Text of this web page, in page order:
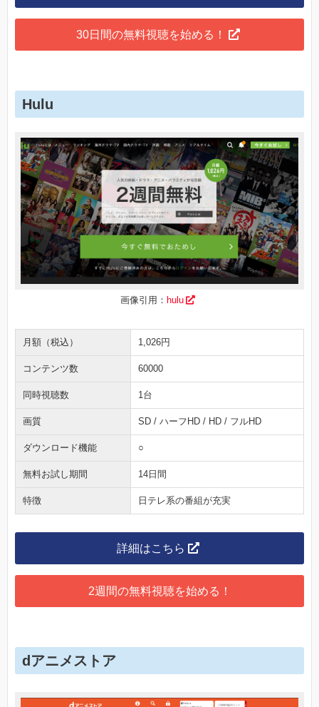
30日間の無料視聴を始める！
Hulu
画像引用： hulu
月額（税込） 1,026円
コンテンツ数 60000
同時視聴数 1台
画質 SD / ハーフHD / HD / フルHD
ダウンロード機能 ○
無料お試し期間 14日間
特徴 日テレ系の番組が充実
詳細はこちら
2週間の無料視聴を始める！
dアニメストア